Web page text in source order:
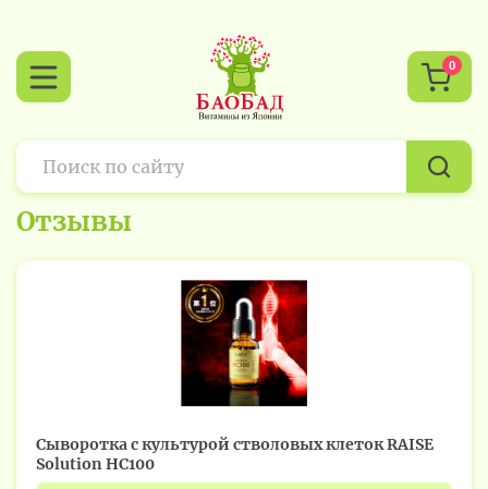
0
Отзывы
Сыворотка с культурой стволовых клеток RAISE
Solution HC100